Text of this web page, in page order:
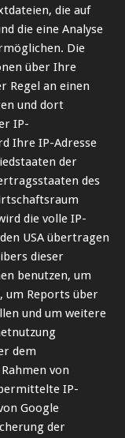
die auf
die eine Analyse
Die
über Ihre
Regel an einen
und dort
IP-
Ihre IP-Adresse
der
des
die volle IP-
USA übertragen
dieser
benutzen, um
um Reports über
und um weitere
dem
von
IP-
Google
der